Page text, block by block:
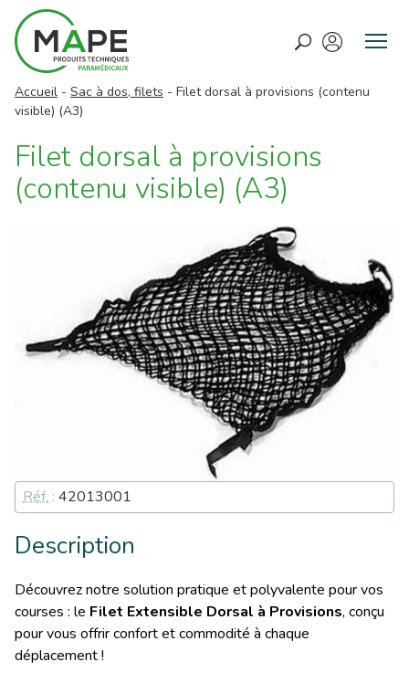
M
Accueil - Sac à dos, filets - Filet dorsal à provisions (contenu
visible) (A3)
Filet dorsal à provisions
(contenu visible) (A3)
Réf. : 42013001
Description
Découvrez notre solution pratique et polyvalente pour vos
courses : le Filet Extensible Dorsal à Provisions, conçu
pour vous offrir confort et commodité à chaque
déplacement !